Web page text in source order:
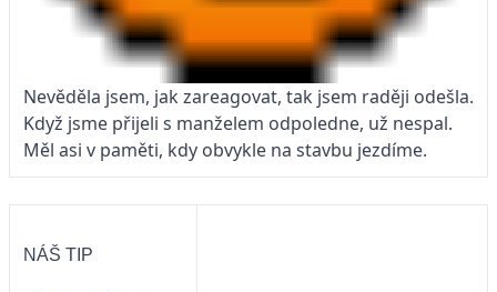
Nevěděla jsem, jak zareagovat, tak jsem raději odešla.
Když jsme přijeli s manželem odpoledne, už nespal.
Měl asi v paměti, kdy obvykle na stavbu jezdíme.
NÁŠ TIP